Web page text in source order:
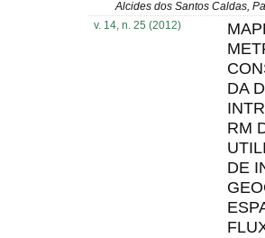
Alcides dos Santos Caldas,
v. 14, n. 25 (2012)
DA
RM
DE